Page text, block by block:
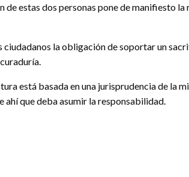
de estas dos personas pone de manifiesto
ciudadanos la obligación de soportar un
está basada en una jurisprudencia de la
que deba asumir la responsabilidad.